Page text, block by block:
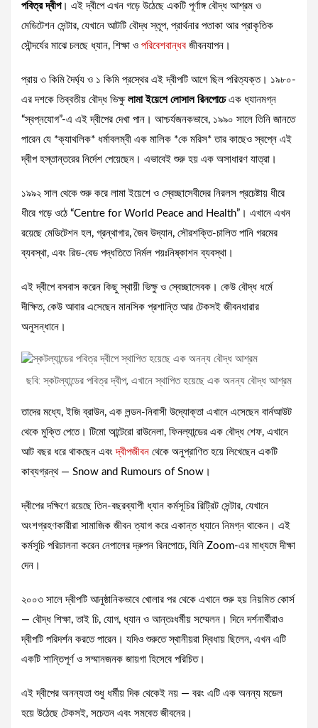
পবিত্র দ্বীপ। এই দ্বীপে এখন গড়ে উঠেছে একটি পূর্ণাঙ্গ বৌদ্ধ আশ্রম ও
মেডিটেশন সেন্টার, যেখানে আটটি বৌদ্ধ স্তূপ, প্রার্থনার পতাকা আর প্রাকৃতিক
সৌন্দর্যের মাঝে চলছে ধ্যান, শিক্ষা ও পরিবেশবান্ধব জীবনযাপন।
প্রায় ৩ কিমি দৈর্ঘ্য ও ১ কিমি প্রস্থের এই দ্বীপটি আগে ছিল পরিত্যক্ত। ১৯৮০-
এর দশকে তিব্বতীয় বৌদ্ধ ভিক্ষু লামা ইয়েশে লোসাল রিনপোচেএক ধ্যানমগ্ন
“স্বপ্নযোগ”-এ এই দ্বীপের দেখা পান। আশ্চর্যজনকভাবে, ১৯৯০ সালে তিনি জানতে
পারেন যে *ক্যাথলিক* ধর্মাবলম্বী এক মালিক *কে মরিস* তার কাছেও স্বপ্নে এই
দ্বীপ হস্তান্তরের নির্দেশ পেয়েছেন। এভাবেই শুরু হয় এক অসাধারণ যাত্রা।
১৯৯২ সাল থেকে শুরু করে লামা ইয়েশে ও স্বেচ্ছাসেবীদের নিরলস প্রচেষ্টায় ধীরে
ধীরে গড়ে ওঠে “Centre for World Peace and Health”। এখানে এখন
রয়েছে মেডিটেশন হল, গ্রন্থাগার, জৈব উদ্যান, সৌরশক্তি-চালিত পানি গরমের
ব্যবস্থা, এবং রিড-বেড পদ্ধতিতে নির্মল পয়ঃনিষ্কাশন ব্যবস্থা।
এই দ্বীপে বসবাস করেন কিছু স্থায়ী ভিক্ষু ও স্বেচ্ছাসেবক। কেউ বৌদ্ধ ধর্মে
দীক্ষিত, কেউ আবার এসেছেন মানসিক প্রশান্তি আর টেকসই জীবনধারার
অনুসন্ধানে।
ছবি: স্কটল্যান্ডের পবিত্র দ্বীপ, এখানে স্থাপিত হয়েছে এক অনন্য বৌদ্ধ আশ্রম
তাদের মধ্যে, ইজি ব্রাউন, এক লন্ডন-নিবাসী উদ্যোক্তা এখানে এসেছেন বার্নআউট
থেকে মুক্তি পেতে। টিমো আন্টেরো রাউনেলা, ফিনল্যান্ডের এক বৌদ্ধ শেফ, এখানে
আট বছর ধরে থাকছেন এবং দ্বীপজীবন থেকে অনুপ্রাণিত হয়ে লিখেছেন একটি
কাব্যগ্রন্থ — Snow and Rumours of Snow।
দ্বীপের দক্ষিণে রয়েছে তিন-বছরব্যাপী ধ্যান কর্মসূচির রিট্রিট সেন্টার, যেখানে
অংশগ্রহণকারীরা সামাজিক জীবন ত্যাগ করে একান্ত ধ্যানে নিমগ্ন থাকেন। এই
কর্মসূচি পরিচালনা করেন নেপালের দ্রুপন রিনপোচে, যিনি Zoom-এর মাধ্যমে দীক্ষা
দেন।
২০০৩ সালে দ্বীপটি আনুষ্ঠানিকভাবে খোলার পর থেকে এখানে শুরু হয় নিয়মিত কোর্স
— বৌদ্ধ শিক্ষা, তাই চি, যোগ, ধ্যান ও আন্তঃধর্মীয় সম্মেলন। দিনে দর্শনার্থীরাও
দ্বীপটি পরিদর্শন করতে পারেন। যদিও শুরুতে স্থানীয়রা দ্বিধায় ছিলেন, এখন এটি
একটি শান্তিপূর্ণ ও সম্মানজনক জায়গা হিসেবে পরিচিত।
এই দ্বীপের অনন্যতা শুধু ধর্মীয় দিক থেকেই নয় — বরং এটি এক অনন্য মডেল
হয়ে উঠেছে টেকসই, সচেতন এবং সমবেত জীবনের।